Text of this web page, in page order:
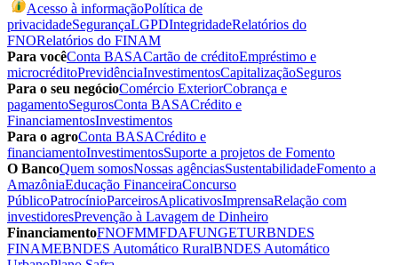
Acesso à informaçãoPolítica de
privacidadeSegurançaLGPDIntegridadeRelatórios do
FNORelatórios do FINAM
Para vocêConta BASACartão de créditoEmpréstimo e
microcréditoPrevidênciaInvestimentosCapitalizaçãoSeguros
Para o seu negócioComércio ExteriorCobrança e
pagamentoSegurosConta BASACrédito e
FinanciamentosInvestimentos
Para o agroConta BASACrédito e
financiamentoInvestimentosSuporte a projetos de Fomento
O BancoQuem somosNossas agênciasSustentabilidadeFomento a
AmazôniaEducação FinanceiraConcurso
PúblicoPatrocínioParceirosAplicativosImprensaRelação com
investidoresPrevenção à Lavagem de Dinheiro
FinanciamentoFNOFMMFDAFUNGETURBNDES
FINAMEBNDES Automático RuralBNDES Automático